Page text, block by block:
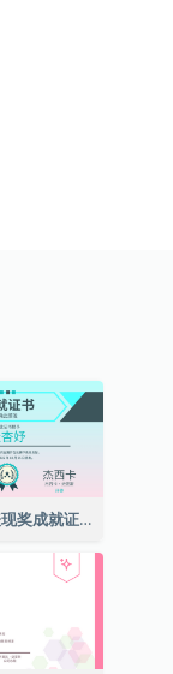
比赛优秀表现奖成就证书